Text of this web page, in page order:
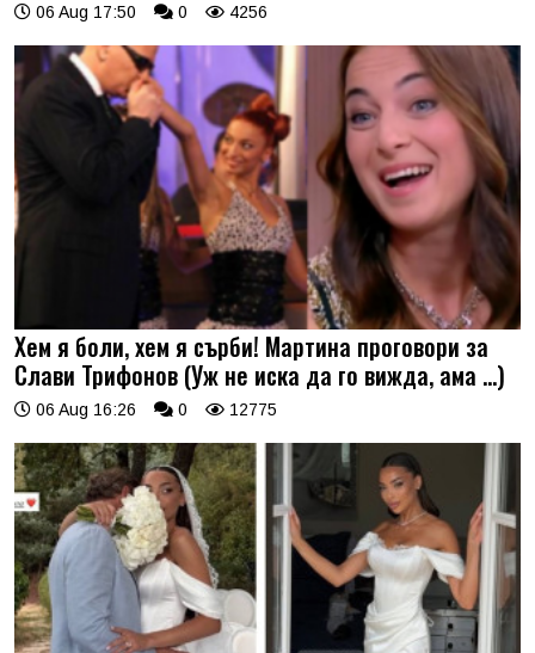
06 Aug 17:50 0 4256
Хем я боли, хем я сърби! Мартина проговори за
Слави Трифонов (Уж не иска да го вижда, ама …)
06 Aug 16:26 0 12775